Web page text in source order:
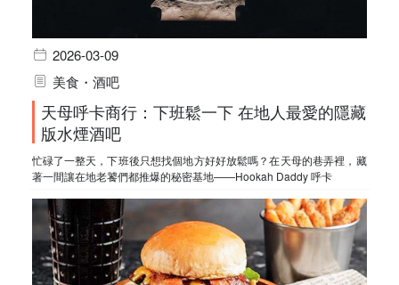
2026-03-09
美食・酒吧
天母呼卡商行：下班鬆一下 在地人最愛的隱藏
版水煙酒吧
忙碌了一整天，下班後只想找個地方好好放鬆嗎？在天母的巷弄裡，藏
著一間讓在地老饕們都推爆的秘密基地——Hookah Daddy 呼卡